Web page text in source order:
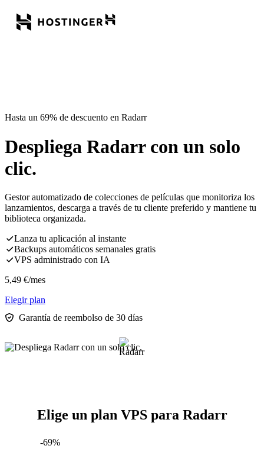
Hasta un 69% de descuento en Radarr
Despliega Radarr con un solo
clic.
Gestor automatizado de colecciones de películas que monitoriza los
lanzamientos, descarga a través de tu cliente preferido y mantiene tu
biblioteca organizada.
Lanza tu aplicación al instante
Backups automáticos semanales gratis
VPS administrado con IA
5,49 €/mes
Elegir plan
Garantía de reembolso de 30 días
Elige un plan VPS para Radarr
-69%